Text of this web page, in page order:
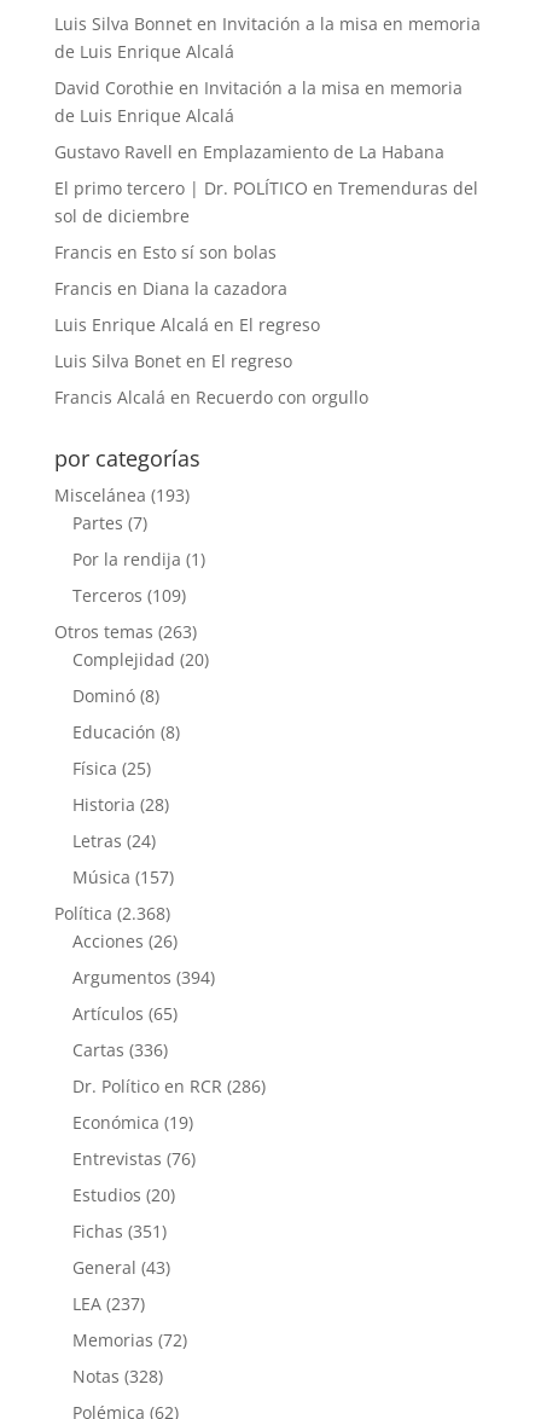
Luis Silva Bonneten Invitación a la misa en memoria
de Luis Enrique Alcalá
David Corothie en Invitación a la misa en memoria
de Luis Enrique Alcalá
Gustavo Ravell en Emplazamiento de La Habana
El primo tercero | Dr. POLÍTICO en Tremenduras del
sol de diciembre
Francis en Esto sí son bolas
Francis en Diana la cazadora
Luis Enrique Alcalá en El regreso
Luis Silva Boneten El regreso
Francis Alcalá en Recuerdo con orgullo
por categorías
Miscelánea (193)
Partes (7)
Por la rendija (1)
Terceros (109)
Otros temas (263)
Complejidad (20)
Dominó(8)
Educación (8)
Física (25)
Historia (28)
Letras (24)
Música (157)
Política (2.368)
Acciones (26)
Argumentos (394)
Artículos (65)
Cartas (336)
Dr. Político en RCR (286)
Económica (19)
Entrevistas (76)
Estudios (20)
Fichas (351)
General (43)
LEA(237)
Memorias (72)
Notas (328)
Polémica (62)